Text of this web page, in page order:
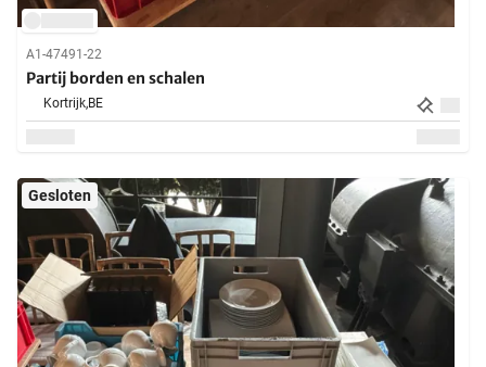
A1-47491-22
Partij borden en schalen
Kortrijk,BE
Gesloten